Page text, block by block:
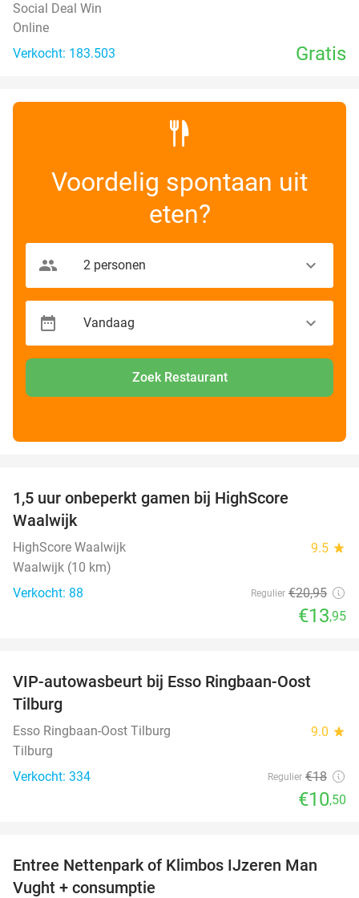
Social Deal Win
Online
Verkocht: 183.503
Gratis
Voordelig spontaan uit
eten?
Zoek Restaurant
1,5 uur onbeperkt gamen bij HighScore
Waalwijk
HighScore Waalwijk 9.5 star
Waalwijk (10 km)
Verkocht: 88
Regulier €20,95
€13,95
42%
VIP-autowasbeurt bij Esso Ringbaan-Oost
Tilburg
Esso Ringbaan-Oost Tilburg 9.0 star
Tilburg
Verkocht: 334
Regulier €18
€10,50
29%
Entree Nettenpark of Klimbos IJzeren Man
Vught + consumptie